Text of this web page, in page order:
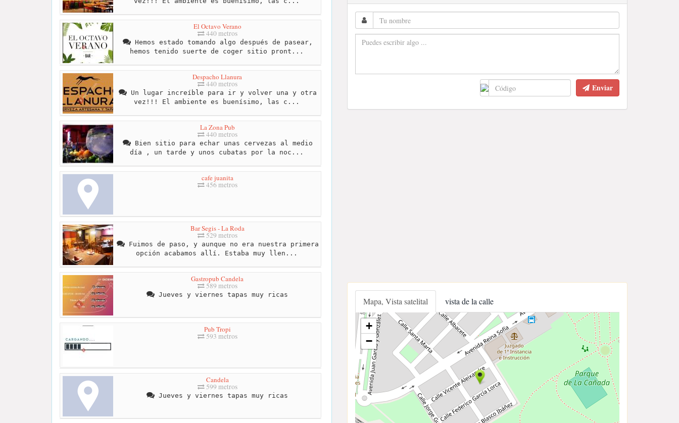
El Octavo Verano
440 metros
Hemos estado tomando algo después de pasear,
hemos tenido suerte de coger sitio pront...
Despacho Llanura
440 metros
Un lugar increíble para ir y volver una y otra
vez!!! El ambiente es buenísimo, las c...
La Zona Pub
440 metros
Bien sitio para echar unas cervezas al medio
día , un tarde y unos cubatas por la noc...
cafe juanita
456 metros
Bar Segis - La Roda
529 metros
Fuimos de paso, y aunque no era nuestra primera
opción acabamos allí. Estaba muy llen...
Gastropub Candela
589 metros
Jueves y viernes tapas muy ricas
Pub Tropi
593 metros
Candela
599 metros
Jueves y viernes tapas muy ricas
Enviar
Mapa, Vista satelital vista de la calle
+
−